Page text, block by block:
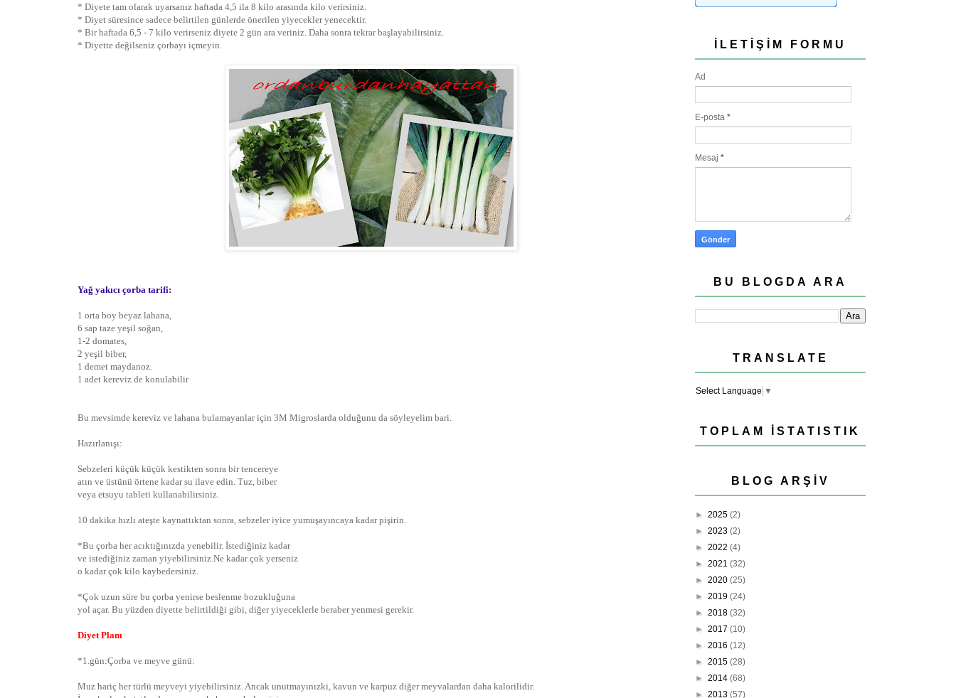
* Diyete tam olarak uyarsanız haftada 4,5 ila 8 kilo arasında kilo verirsiniz.
* Diyet süresince sadece belirtilen günlerde önerilen yiyecekler yenecektir.
* Bir haftada 6,5 - 7 kilo verirseniz diyete 2 gün ara veriniz. Daha sonra tekrar başlayabilirsiniz.
* Diyette değilseniz çorbayı içmeyin.
Yağ yakıcı çorba tarifi:
1 orta boy beyaz lahana,
6 sap taze yeşil soğan,
1-2 domates,
2 yeşil biber,
1 demet maydanoz.
1 adet kereviz de konulabilir
Bu mevsimde kereviz ve lahana bulamayanlar için 3M Migroslarda olduğunu da söyleyelim bari.
Hazırlanışı:
Sebzeleri küçük küçük kestikten sonra bir tencereye
atın ve üstünü örtene kadar su ilave edin. Tuz, biber
veya etsuyu tableti kullanabilirsiniz.
10 dakika hızlı ateşte kaynattıktan sonra, sebzeler iyice yumuşayıncaya kadar pişirin.
*Bu çorba her acıktığınızda yenebilir. İstediğiniz kadar
ve istediğiniz zaman yiyebilirsiniz.Ne kadar çok yerseniz
o kadar çok kilo kaybedersiniz.
*Çok uzun süre bu çorba yenirse beslenme bozukluğuna
yol açar. Bu yüzden diyette belirtildiği gibi, diğer yiyeceklerle beraber yenmesi gerekir.
Diyet Planı
*1.gün:Çorba ve meyve günü:
Muz hariç her türlü meyveyi yiyebilirsiniz. Ancak unutmayınızki, kavun ve karpuz diğer meyvalardan daha kalorilidir.
İLETIŞIM FORMU
Ad
E-posta *
Mesaj *
BU BLOGDA ARA
TRANSLATE
Select Language ▼
TOPLAM İSTATISTIK
BLOG ARŞIV
► 2025 (2)
► 2023 (2)
► 2022 (4)
► 2021 (32)
► 2020 (25)
► 2019 (24)
► 2018 (32)
► 2017 (10)
► 2016 (12)
► 2015 (28)
► 2014 (68)
► 2013 (57)